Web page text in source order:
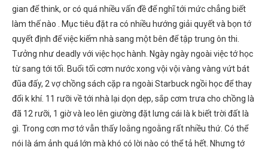
gian để think, or có quá nhiều vấn đề để nghĩ tới mức chẳng biết
làm thế nào . Mục tiêu đặt ra có nhiều hướng giải quyết và bọn tớ
quyết định để việc kiếm nhà sang một bên để tập trung ôn thi.
Tưởng như deadly với việc học hành. Ngày ngày ngoài việc tớ học
từ sang tới tối. Buổi tối cơm nước xong vội vội vàng vàng vứt bát
đũa đấy, 2 vợ chồng sách cặp ra ngoài Starbuck ngồi học để thay
đổi k khí. 11 rưỡi về tới nhà lại dọn dẹp, sắp cơm trưa cho chồng là
đã 12 rưỡi, 1 giờ và leo lên giường đặt lưng cái là k biết trời đất là
gì. Trong cơn mơ tớ vẫn thấy loằng ngoằng rất nhiều thứ. Có thể
nói là ám ảnh quá lớn mà khó có lời nào có thể tả hết. Nhưng tớ